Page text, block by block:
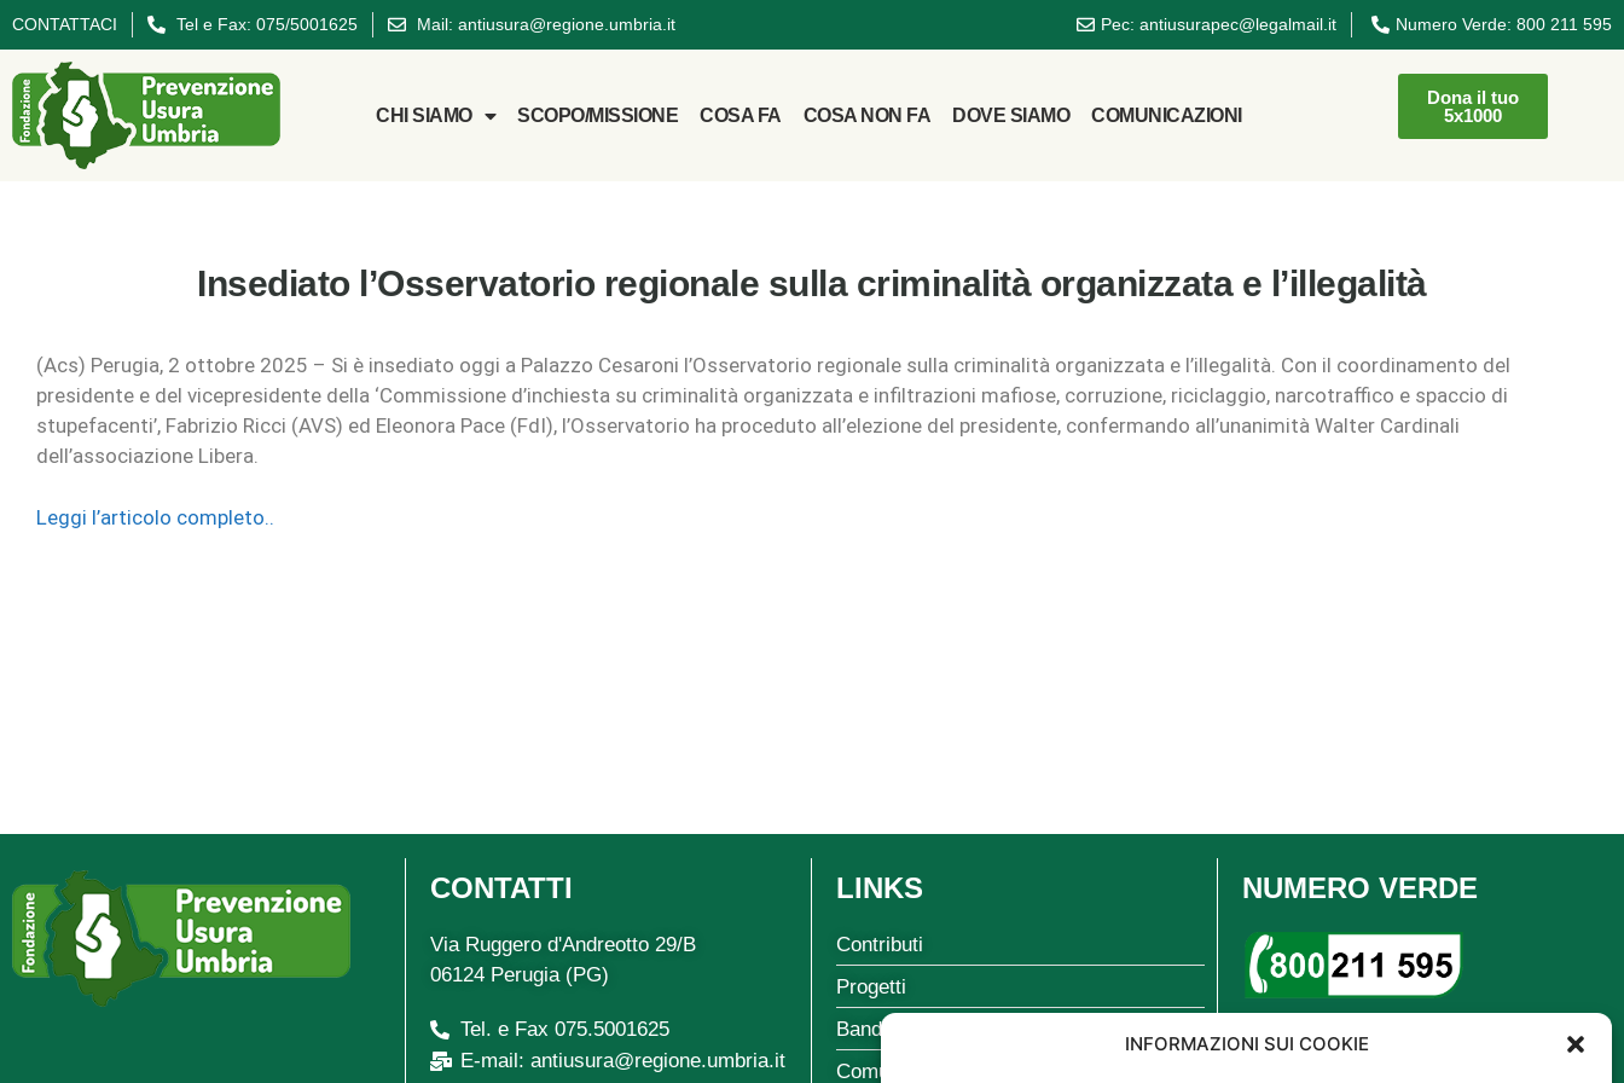
INFORMAZIONI SUI COOKIE
CONTATTACI Tel e Fax: 075/5001625 Mail: antiusura@regione.umbria.it Pec: antiusurapec@legalmail.it Numero Verde: 800 211 595
CHI SIAMO SCOPO/MISSIONE COSA FA COSA NON FA DOVE SIAMO COMUNICAZIONI
Dona il tuo
5x1000
Insediato l’Osservatorio regionale sulla criminalità organizzata e l’illegalità
(Acs) Perugia, 2 ottobre 2025 – Si è insediato oggi a Palazzo Cesaroni l’Osservatorio regionale sulla criminalità organizzata e l’illegalità. Con il coordinamento del
presidente e del vicepresidente della ‘Commissione d’inchiesta su criminalità organizzata e infiltrazioni mafiose, corruzione, riciclaggio, narcotraffico e spaccio di
stupefacenti’, Fabrizio Ricci (AVS) ed Eleonora Pace (FdI), l’Osservatorio ha proceduto all’elezione del presidente, confermando all’unanimità Walter Cardinali
dell’associazione Libera.
Leggi l’articolo completo..
CONTATTI
Via Ruggero d'Andreotto 29/B
06124 Perugia (PG)
Tel. e Fax 075.5001625
E-mail: antiusura@regione.umbria.it
LINKS
Contributi
Progetti
Bandi
Comunicazioni
NUMERO VERDE